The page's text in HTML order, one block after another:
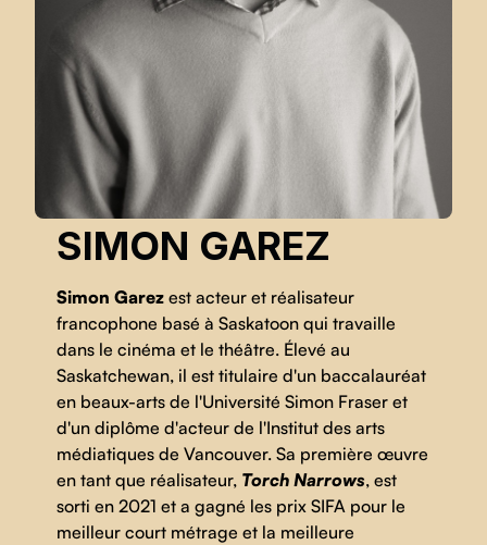
SIMON GAREZ
Simon Garez est acteur et réalisateur
francophone basé à Saskatoon qui travaille
dans le cinéma et le théâtre. Élevé au
Saskatchewan, il est titulaire d'un baccalauréat
en beaux-arts de l'Université Simon Fraser et
d'un diplôme d'acteur de l'Institut des arts
médiatiques de Vancouver. Sa première œuvre
en tant que réalisateur, Torch Narrows, est
sorti en 2021 et a gagné les prix SIFA pour le
meilleur court métrage et la meilleure